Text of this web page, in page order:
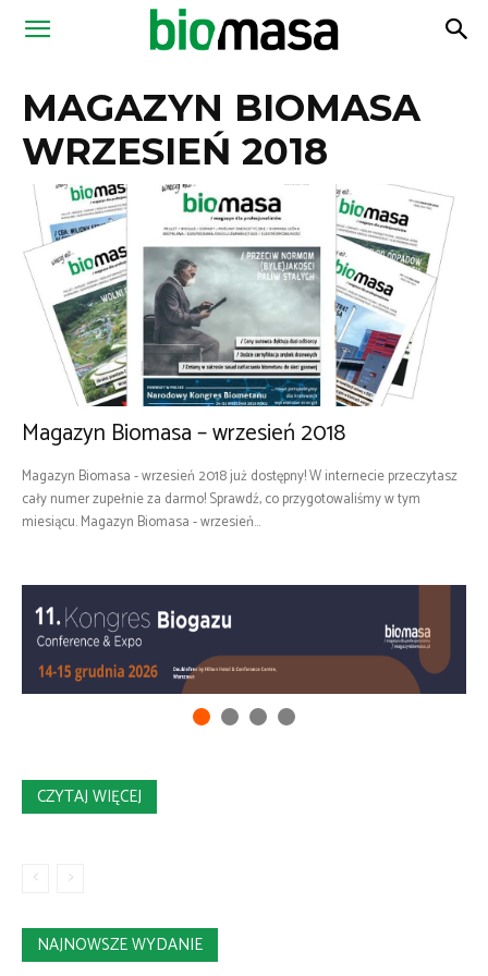
Magazyn
MAGAZYN BIOMASA
WRZESIEŃ 2018
Magazyn Biomasa – wrzesień 2018
Magazyn Biomasa - wrzesień 2018 już dostępny! W internecie przeczytasz
cały numer zupełnie za darmo! Sprawdź, co przygotowaliśmy w tym
miesiącu. Magazyn Biomasa - wrzesień...
CZYTAJ WIĘCEJ
NAJNOWSZE WYDANIE